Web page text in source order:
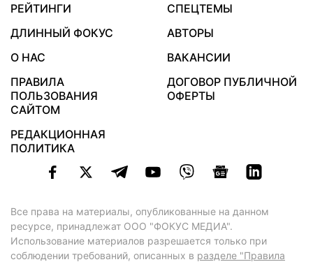
РЕЙТИНГИ
СПЕЦТЕМЫ
ДЛИННЫЙ ФОКУС
АВТОРЫ
О НАС
ВАКАНСИИ
ПРАВИЛА
ПОЛЬЗОВАНИЯ
САЙТОМ
ДОГОВОР ПУБЛИЧНОЙ
ОФЕРТЫ
РЕДАКЦИОННАЯ
ПОЛИТИКА
Все права на материалы, опубликованные на данном
ресурсе, принадлежат ООО "ФОКУС МЕДИА".
Использование материалов разрешается только при
соблюдении требований, описанных в разделе "Правила